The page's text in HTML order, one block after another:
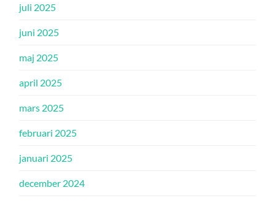
juli 2025
juni 2025
maj 2025
april 2025
mars 2025
februari 2025
januari 2025
december 2024